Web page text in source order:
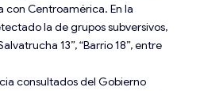
con Centroamérica. En la
la de grupos subversivos,
13”, “Barrio 18”, entre
consultados del Gobierno